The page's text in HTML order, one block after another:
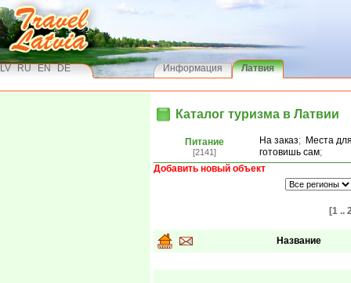
LV RU EN DE Информация Латвия
Каталог туризма в Латвии
Питание
[2141]
На заказ; Места
готовишь сам;
Добавить новый объект
[1 ..
Название